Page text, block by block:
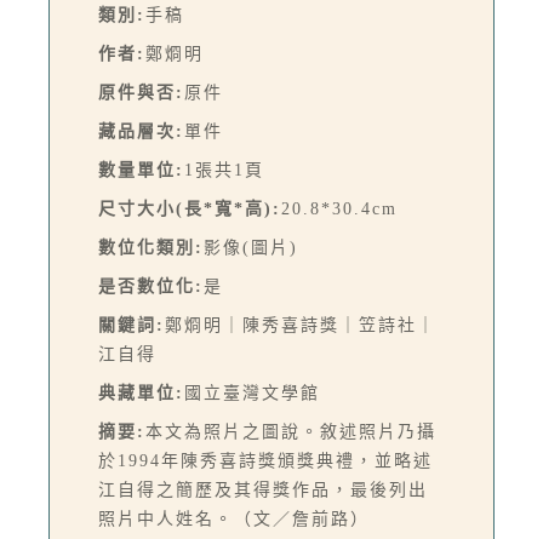
類別: 手稿
作者: 鄭烱明
原件與否: 原件
藏品層次: 單件
數量單位: 1張共1頁
尺寸大小(長*寬*高): 20.8*30.4cm
數位化類別: 影像(圖片)
是否數位化: 是
關鍵詞: 鄭烱明｜陳秀喜詩獎｜笠詩社｜
江自得
典藏單位: 國立臺灣文學館
摘要: 本文為照片之圖說。敘述照片乃攝
於1994年陳秀喜詩獎頒獎典禮，並略述
江自得之簡歷及其得獎作品，最後列出
照片中人姓名。（文／詹前路）